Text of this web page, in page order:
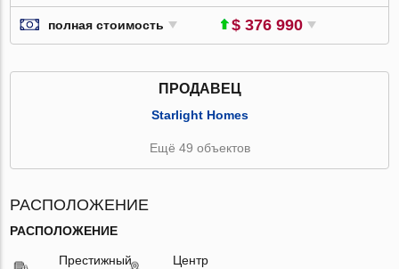
полная стоимость $ 376 990
ПРОДАВЕЦ
Starlight Homes
Ещё 49 объектов
РАСПОЛОЖЕНИЕ
РАСПОЛОЖЕНИЕ
Престижный
Центр